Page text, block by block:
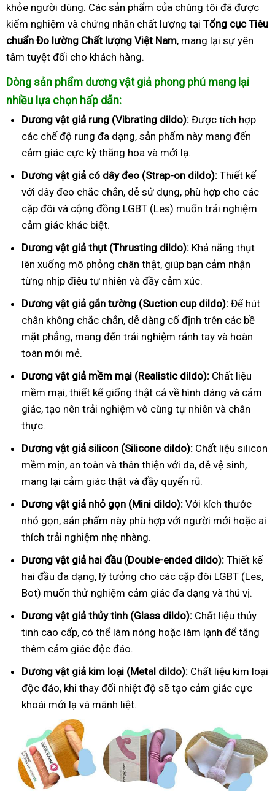
khỏe người dùng. Các sản phẩm của chúng tôi đã được
kiểm nghiệm và chứng nhận chất lượng tại Tổng cục Tiêu
chuẩn Đo lường Chất lượng Việt Nam, mang lại sự yên
tâm tuyệt đối cho khách hàng.
Dòng sản phẩm dương vật giả phong phú mang lại
nhiều lựa chọn hấp dẫn:
Dương vật giả rung (Vibrating dildo): Được tích hợp
các chế độ rung đa dạng, sản phẩm này mang đến
cảm giác cực kỳ thăng hoa và mới lạ.
Dương vật giả có dây đeo (Strap-on dildo): Thiết kế
với dây đeo chắc chắn, dễ sử dụng, phù hợp cho các
cặp đôi và cộng đồng LGBT (Les) muốn trải nghiệm
cảm giác khác biệt.
Dương vật giả thụt (Thrusting dildo): Khả năng thụt
lên xuống mô phỏng chân thật, giúp bạn cảm nhận
từng nhịp điệu tự nhiên và đầy cảm xúc.
Dương vật giả gắn tường (Suction cup dildo): Đế hút
chân không chắc chắn, dễ dàng cố định trên các bề
mặt phẳng, mang đến trải nghiệm rảnh tay và hoàn
toàn mới mẻ.
Dương vật giả mềm mại (Realistic dildo): Chất liệu
mềm mại, thiết kế giống thật cả về hình dáng và cảm
giác, tạo nên trải nghiệm vô cùng tự nhiên và chân
thực.
Dương vật giả silicon (Silicone dildo): Chất liệu silicon
mềm mịn, an toàn và thân thiện với da, dễ vệ sinh,
mang lại cảm giác thật và đầy quyến rũ.
Dương vật giả nhỏ gọn (Mini dildo): Với kích thước
nhỏ gọn, sản phẩm này phù hợp với người mới hoặc ai
thích trải nghiệm nhẹ nhàng.
Dương vật giả hai đầu (Double-ended dildo): Thiết kế
hai đầu đa dạng, lý tưởng cho các cặp đôi LGBT (Les,
Bot) muốn thử nghiệm cảm giác đa dạng và thú vị.
Dương vật giả thủy tinh (Glass dildo): Chất liệu thủy
tinh cao cấp, có thể làm nóng hoặc làm lạnh để tăng
thêm cảm giác độc đáo.
Dương vật giả kim loại (Metal dildo): Chất liệu kim loại
độc đáo, khi thay đổi nhiệt độ sẽ tạo cảm giác cực
khoái mới lạ và mãnh liệt.